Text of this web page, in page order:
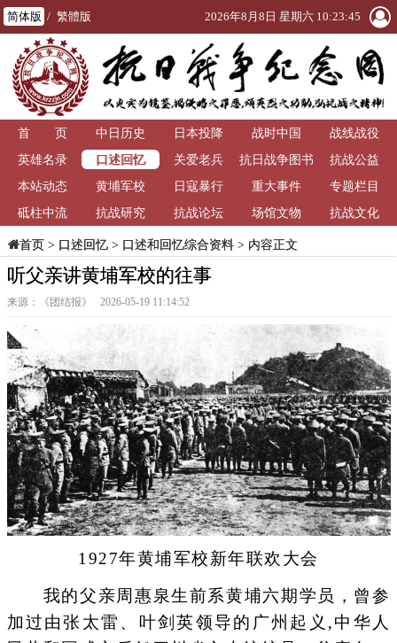
简体版 / 繁體版 2026年8月8日 星期六 10:23:45
首 页 中日历史 日本投降 战时中国
战线战役
英雄名录
口述回忆 关爱老兵
抗日战争图书
馆
抗战公益
本站动态
黄埔军校 日寇暴行 重大事件
专题栏目
砥柱中流
抗战研究 抗战论坛 场馆文物 抗战文化
首页> 口述回忆> 口述和回忆综合资料> 内容正文
听父亲讲黄埔军校的往事
来源：《团结报》 2026-05-19 11:14:52
1927年黄埔军校新年联欢大会
我的父亲周惠泉生前系黄埔六期学员，曾参
加过由张太雷、叶剑英领导的广州起义,中华人